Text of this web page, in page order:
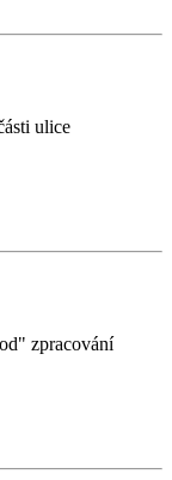
ulice
zpracování